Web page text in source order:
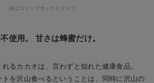
箱はスリーブボックスタイプ
使用。 甘さは蜂蜜だけ。
るカカオは、言わずと知れた健康食品。
トを沢山食べるということは、同時に沢山の